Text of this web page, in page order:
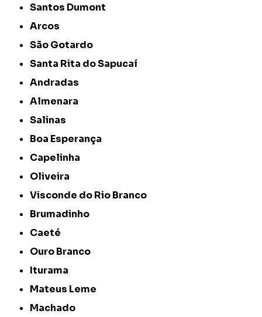
Santos Dumont
Arcos
São Gotardo
Santa Rita do Sapucaí
Andradas
Almenara
Salinas
Boa Esperança
Capelinha
Oliveira
Visconde do Rio Branco
Brumadinho
Caeté
Ouro Branco
Iturama
Mateus Leme
Machado